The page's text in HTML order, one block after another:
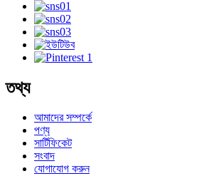
তথ্য
আমাদের সম্পর্কে
পণ্য
সার্টিফিকেট
সংবাদ
যোগাযোগ করুন